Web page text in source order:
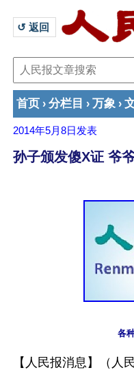
↺ 返回
首页 › 分栏目 › 万象 ›
2014年5月8日 发表
孙子颁发傻X证 爷
【人民报消息】（人